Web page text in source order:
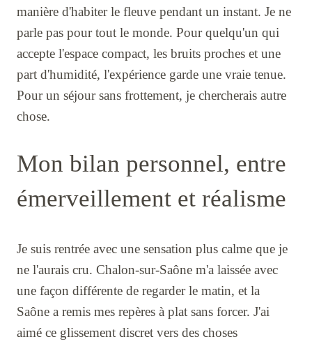
manière d'habiter le fleuve pendant un instant. Je ne
parle pas pour tout le monde. Pour quelqu'un qui
accepte l'espace compact, les bruits proches et une
part d'humidité, l'expérience garde une vraie tenue.
Pour un séjour sans frottement, je chercherais autre
chose.
Mon bilan personnel, entre
émerveillement et réalisme
Je suis rentrée avec une sensation plus calme que je
ne l'aurais cru. Chalon-sur-Saône m'a laissée avec
une façon différente de regarder le matin, et la
Saône a remis mes repères à plat sans forcer. J'ai
aimé ce glissement discret vers des choses